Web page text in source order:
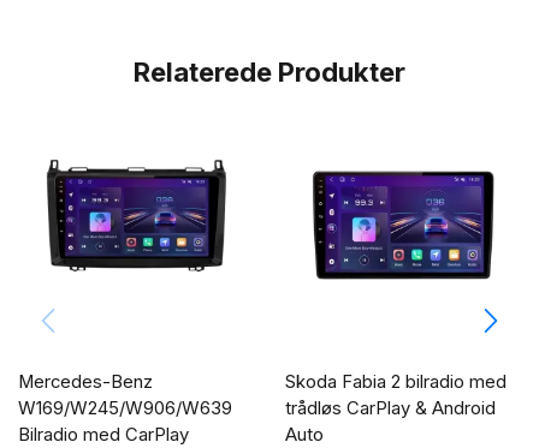
Relaterede Produkter
Mercedes-Benz
W169/W245/W906/W639
Bilradio med CarPlay
Skoda Fabia 2 bilradio med
trådløs CarPlay & Android
Auto